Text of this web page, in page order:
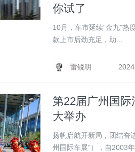
你试了
10月，车市延续“金九”热
款上市后劲充足，助...
雷锐明
第22届广州国
大举办
扬帆启航开新局，团结奋
州国际车展”），自2003